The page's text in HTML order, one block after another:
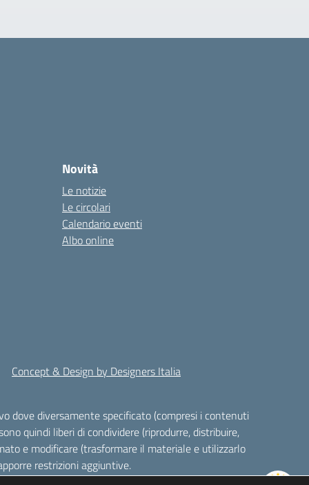
Novità
Le notizie
Le circolari
Calendario eventi
Albo online
Concept & Design by Designers Italia
dove diversamente specificato (compresi i contenuti
quindi liberi di condividere (riprodurre, distribuire,
e modificare (trasformare il materiale e utilizzarlo
restrizioni aggiuntive.